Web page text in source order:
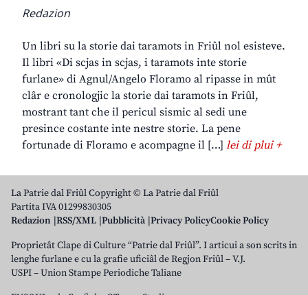
Redazion
Un libri su la storie dai taramots in Friûl nol esisteve.
Il libri «Di scjas in scjas, i taramots inte storie
furlane» di Agnul/Angelo Floramo al ripasse in mût
clâr e cronologjic la storie dai taramots in Friûl,
mostrant tant che il pericul sismic al sedi une
presince costante inte nestre storie. La pene
fortunade di Floramo e acompagne il […] lei di plui +
La Patrie dal Friûl Copyright © La Patrie dal Friûl
Partita IVA 01299830305
Redazion RSS/XML Pubblicità Privacy PolicyCookie Policy
Proprietât Clape di Culture “Patrie dal Friûl”. I articui a son scrits in
lenghe furlane e cu la grafie uficiâl de Regjon Friûl – V.J.
USPI – Union Stampe Periodiche Taliane